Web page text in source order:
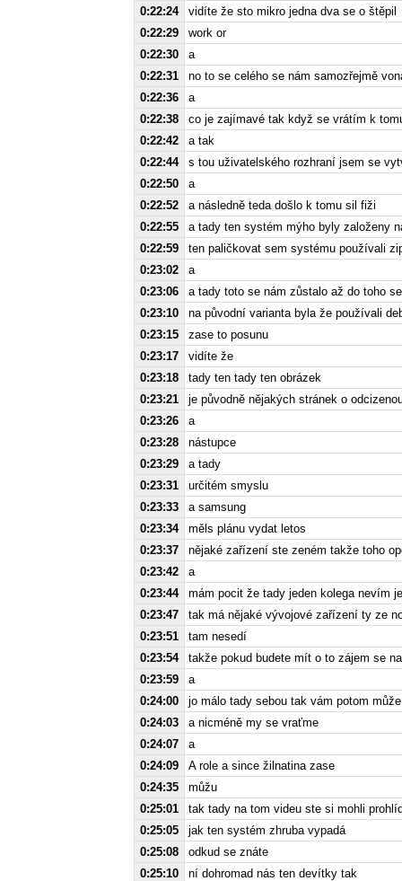
0:22:24
vidíte že sto mikro jedna dva se o štěpil
0:22:29
work or
0:22:30
a
0:22:31
no to se celého se nám samozřejmě
0:22:36
a
0:22:38
co je zajímavé tak když se vrátím k
0:22:42
a tak
0:22:44
s tou uživatelského rozhraní jsem se
0:22:50
a
0:22:52
a následně teda došlo k tomu sil fiži
0:22:55
a tady ten systém mýho byly založeny
0:22:59
ten paličkovat sem systému používali
0:23:02
a
0:23:06
a tady toto se nám zůstalo až do toho
0:23:10
na původní varianta byla že používali
0:23:15
zase to posunu
0:23:17
vidíte že
0:23:18
tady ten tady ten obrázek
0:23:21
je původně nějakých stránek o
0:23:26
a
0:23:28
nástupce
0:23:29
a tady
0:23:31
určitém smyslu
0:23:33
a samsung
0:23:34
měls plánu vydat letos
0:23:37
nějaké zařízení ste zeném takže toho
0:23:42
a
0:23:44
mám pocit že tady jeden kolega nevím
0:23:47
tak má nějaké vývojové zařízení ty ze
0:23:51
tam nesedí
0:23:54
takže pokud budete mít o to zájem se
0:23:59
a
0:24:00
jo málo tady sebou tak vám potom
0:24:03
a nicméně my se vraťme
0:24:07
a
0:24:09
A role a since žilnatina zase
0:24:35
můžu
0:25:01
tak tady na tom videu ste si mohli
0:25:05
jak ten systém zhruba vypadá
0:25:08
odkud se znáte
0:25:10
ní dohromad nás ten devítky tak